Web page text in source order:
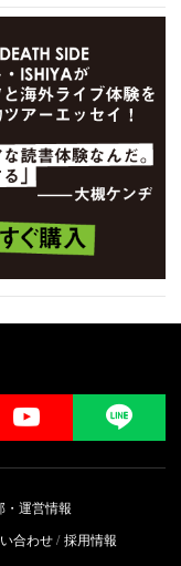
YouTube
・運営情報
合わせ 採用情報